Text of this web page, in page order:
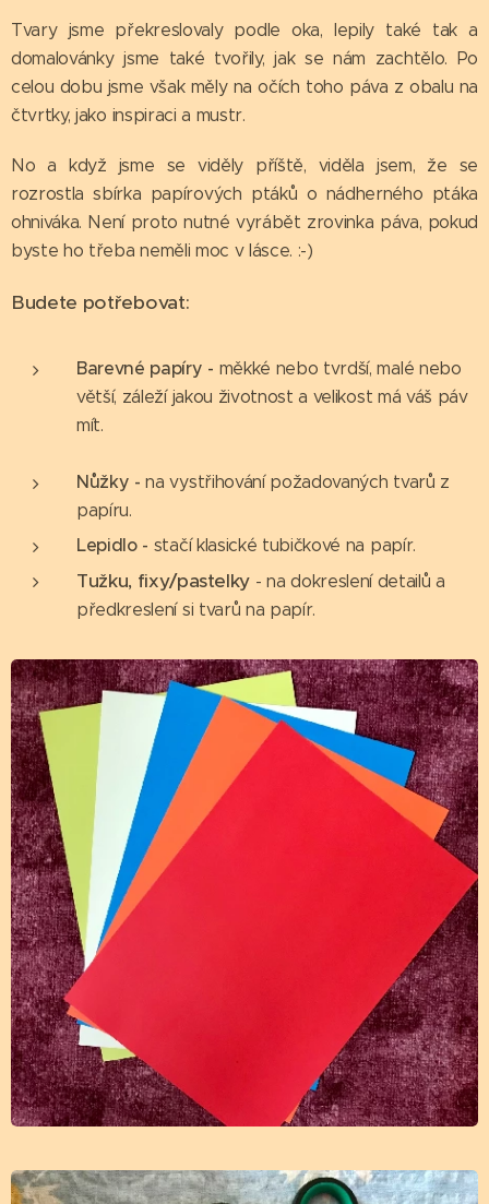
Tvary jsme překreslovaly podle oka, lepily také tak a
domalovánky jsme také tvořily, jak se nám zachtělo. Po
celou dobu jsme však měly na očích toho páva z obalu na
čtvrtky, jako inspiraci a mustr.
No a když jsme se viděly příště, viděla jsem, že se
rozrostla sbírka papírových ptáků o nádherného ptáka
ohniváka. Není proto nutné vyrábět zrovinka páva, pokud
byste ho třeba neměli moc v lásce. :-)
Budete potřebovat:
Barevné papíry - měkké nebo tvrdší, malé nebo
větší, záleží jakou životnost a velikost má váš páv
mít.
Nůžky - na vystřihování požadovaných tvarů z
papíru.
Lepidlo - stačí klasické tubičkové na papír.
Tužku, fixy/pastelky - na dokreslení detailů a
předkreslení si tvarů na papír.